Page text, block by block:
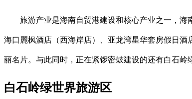
旅游产业是海南自贸港建设和核心产业之一，海
海口麗枫酒店（西海岸店）、亚龙湾星华套房假日
丽名片。与此同时，正在紧锣密鼓建设的还有白石岭
白石岭绿世界旅游区